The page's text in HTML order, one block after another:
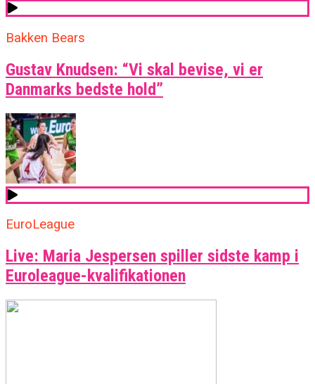
Bakken Bears
Gustav Knudsen: “Vi skal bevise, vi er
Danmarks bedste hold”
EuroLeague
Live: Maria Jespersen spiller sidste kamp i
Euroleague-kvalifikationen